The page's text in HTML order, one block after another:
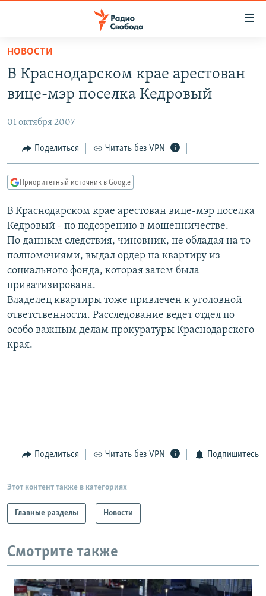
упрощенного
доступа
основному
Вернутся
главной
навигации
Вернутся
поиску
ПОДКАСТЫ
АВТОРСКИЕ ПРОЕКТЫ
ЦИТАТЫ СВОБОДЫ
МНЕНИЯ
IDEL.РЕАЛИИ
КАВКАЗ.РЕАЛИИ
СЕВЕР.РЕАЛИИ
СИБИРЬ.РЕАЛИИ
РАСПИСАНИЕ ВЕЩАНИЯ
ПОДПИШИТЕСЬ НА РАССЫЛКУ
СОЦИАЛЬНЫЕ СЕТИ
НОВОСТИ
В Краснодарском крае арестован
вице-мэр поселка Кедровый
01 октября 2007
Поделиться Читать без VPN
Приоритетный источник в Google
В Краснодарском крае арестован вице-мэр поселка
Кедровый - по подозрению в мошенничестве.
По данным следствия, чиновник, не обладая на то
полномочиями, выдал ордер на квартиру из
социального фонда, которая затем была
приватизирована.
Владелец квартиры тоже привлечен к уголовной
ответственности. Расследование ведет отдел по
особо важным делам прокуратуры Краснодарского
края.
Поделиться Читать без VPN Подпишитесь
Этот контент также в категориях
Главные разделы Новости
Смотрите также